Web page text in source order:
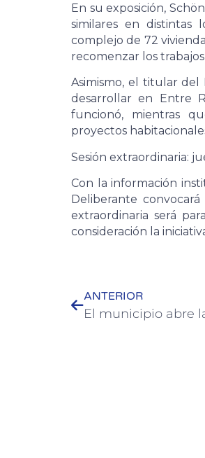
En su exposición,
similares en distintas
complejo de 72
recomenzar los
Asimismo, el titular del
desarrollar en Entre
funcionó, mientras
proyectos
Sesión extraordinaria:
Con la información
Deliberante
extraordinaria será
consideración la
ANTERIOR